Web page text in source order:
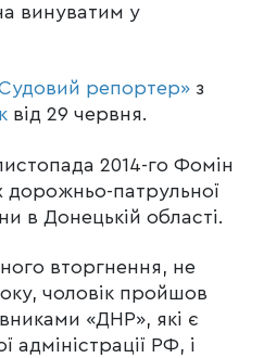
винуватим у
репортер» з
від 29 червня.
2014-го Фомін
дорожньо-патрульної
в Донецькій області.
вторгнення, не
чоловік пройшов
«ДНР», які є
адміністрації РФ, і